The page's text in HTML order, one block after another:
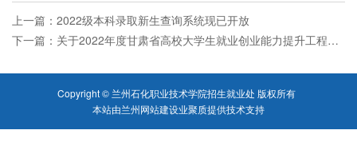
上一篇： 2022级本科录取新生查询系统现已开放
下一篇： 关于2022年度甘肃省高校大学生就业创业能力提升工程项目申报推荐名单的公示
Copyright © 兰州石化职业技术学院招生就业处 版权所有
本站由兰州网站建设业聚质提供技术支持